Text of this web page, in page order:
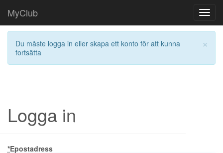
MyClub
×
Du måste logga in eller skapa ett konto för att kunna
fortsätta
Logga in
*Epostadress